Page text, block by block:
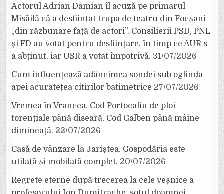
Actorul Adrian Damian îl acuză pe primarul
Misăilă că a desființat trupa de teatru din Focșani
„din răzbunare față de actori”. Consilierii PSD, PNL
și FD au votat pentru desființare, în timp ce AUR s-
a abținut, iar USR a votat împotrivă. 31/07/2026
Cum influențează adâncimea sondei sub oglinda
apei acuratețea citirilor batimetrice 27/07/2026
Vremea în Vrancea. Cod Portocaliu de ploi
torențiale până diseară, Cod Galben până mâine
dimineață. 22/07/2026
Casă de vânzare la Jariștea. Gospodăria este
utilată și mobilată complet. 20/07/2026
Regrete eterne după trecerea la cele veșnice a